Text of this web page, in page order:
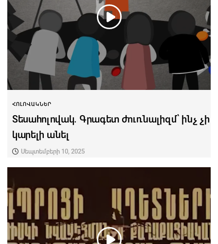
ՀՈԼՈՎԱԿՆԵՐ
Տեսահոլովակ. Գրագետ ժուռնալիզմ՝ ինչ չի
կարելի անել
Սեպտեմբերի 10, 2025